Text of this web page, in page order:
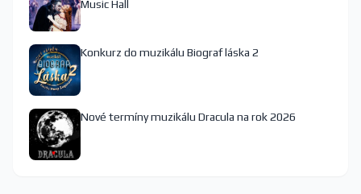
Music Hall
Konkurz do muzikálu Biograf láska 2
Nové termíny muzikálu Dracula na rok 2026